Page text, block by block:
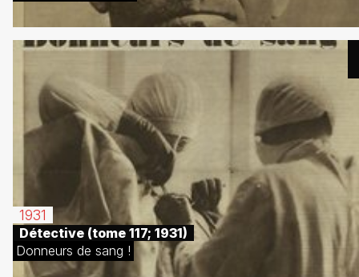
1931
Détective (tome 117; 1931)
Donneurs de sang !